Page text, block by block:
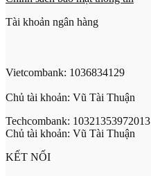
Tài khoản ngân hàng
Vietcombank: 1036834129
Chủ tài khoản: Vũ Tài Thuận
Techcombank: 10321353972013
Chủ tài khoản: Vũ Tài Thuận
KẾT NỐI